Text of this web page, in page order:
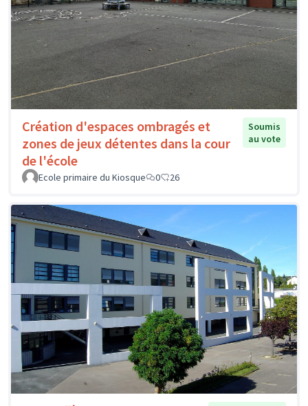
Création d'espaces ombragés et
zones de jeux détentes dans la cour
de l'école
Soumis
au vote
Ecole primaire du Kiosque 0 26